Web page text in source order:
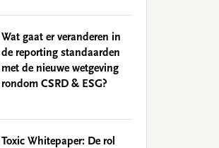
Wat gaat er veranderen in
de reporting standaarden
met de nieuwe wetgeving
rondom CSRD & ESG?
Toxic Whitepaper: De rol